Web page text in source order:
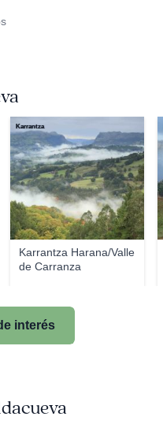
Karrantza Harana/Valle
de Carranza
Karrantza
interés